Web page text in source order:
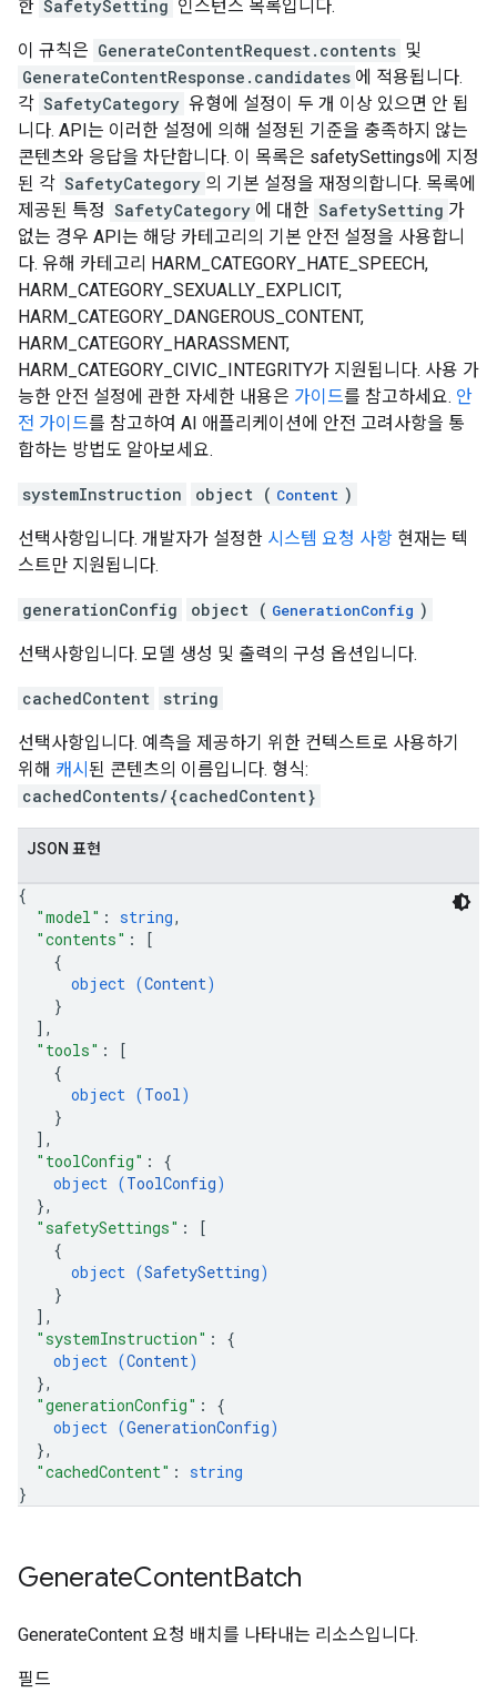
한 SafetySetting 인스턴스 목록입니다.
이 규칙은 GenerateContentRequest.contents 및
GenerateContentResponse.candidates 에 적용됩니다.
각 SafetyCategory 유형에 설정이 두 개 이상 있으면 안 됩
니다. API는 이러한 설정에 의해 설정된 기준을 충족하지 않는
콘텐츠와 응답을 차단합니다. 이 목록은 safetySettings에 지정
된 각 SafetyCategory 의 기본 설정을 재정의합니다. 목록에
제공된 특정 SafetyCategory 에 대한 SafetySetting 가
없는 경우 API는 해당 카테고리의 기본 안전 설정을 사용합니
다. 유해 카테고리 HARM_CATEGORY_HATE_SPEECH,
HARM_CATEGORY_SEXUALLY_EXPLICIT,
HARM_CATEGORY_DANGEROUS_CONTENT,
HARM_CATEGORY_HARASSMENT,
HARM_CATEGORY_CIVIC_INTEGRITY가 지원됩니다. 사용 가
능한 안전 설정에 관한 자세한 내용은 가이드를 참고하세요. 안
전 가이드를 참고하여 AI 애플리케이션에 안전 고려사항을 통
합하는 방법도 알아보세요.
systemInstruction object ( Content )
선택사항입니다. 개발자가 설정한 시스템 요청 사항 현재는 텍
스트만 지원됩니다.
generationConfig object ( GenerationConfig )
선택사항입니다. 모델 생성 및 출력의 구성 옵션입니다.
cachedContent string
선택사항입니다. 예측을 제공하기 위한 컨텍스트로 사용하기
위해 캐시 된 콘텐츠의 이름입니다. 형식:
cachedContents/{cachedContent}
JSON 표현
{
"model" : string,
"contents" :
[
{
object (Content)
}
] ,
"tools" :
[
{
object (Tool)
}
] ,
"toolConfig" : {
object (ToolConfig)
},
"safetySettings" :
[
{
object (SafetySetting)
}
] ,
"systemInstruction" : {
object (Content)
},
"generationConfig" : {
object (GenerationConfig)
},
"cachedContent" : string
}
GenerateContentBatch
GenerateContent 요청 배치를 나타내는 리소스입니다.
필드